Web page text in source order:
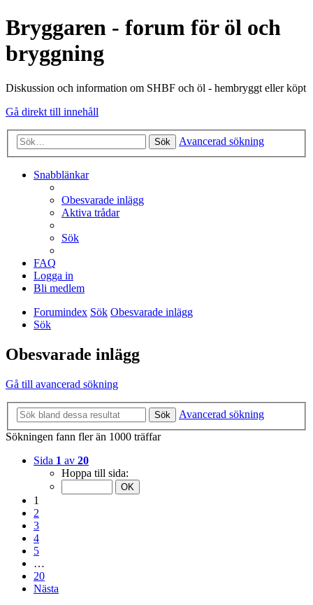
Bryggaren - forum för öl och
bryggning
Diskussion och information om SHBF och öl - hembryggt eller köpt
Gå direkt till innehåll
Sök Avancerad sökning
Snabblänkar
Obesvarade inlägg
Aktiva trådar
Sök
FAQ
Logga in
Bli medlem
Forumindex Sök Obesvarade inlägg
Sök
Obesvarade inlägg
Gå till avancerad sökning
Sök
Avancerad sökning
Sökningen fann fler än 1000 träffar
Sida 1 av 20
Hoppa till sida:
1
2
3
4
5
…
20
Nästa